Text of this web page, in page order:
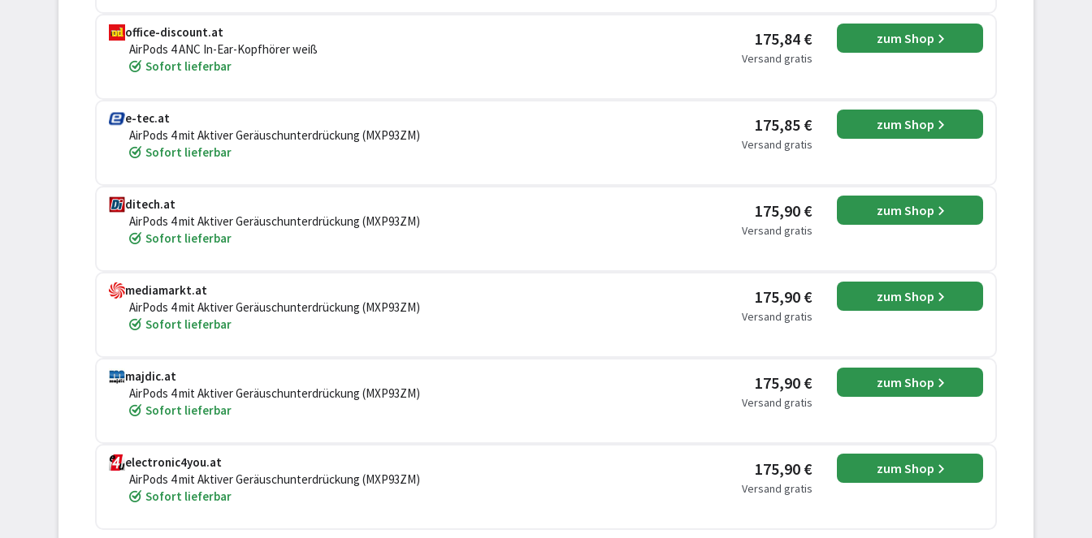
office-discount.at
AirPods 4 ANC In-Ear-Kopfhörer weiß
Sofort lieferbar
175,84 €
Versand gratis
zum Shop
e-tec.at
AirPods 4 mit Aktiver Geräuschunterdrückung (MXP93ZM)
Sofort lieferbar
175,85 €
Versand gratis
zum Shop
ditech.at
AirPods 4 mit Aktiver Geräuschunterdrückung (MXP93ZM)
Sofort lieferbar
175,90 €
Versand gratis
zum Shop
mediamarkt.at
AirPods 4 mit Aktiver Geräuschunterdrückung (MXP93ZM)
Sofort lieferbar
175,90 €
Versand gratis
zum Shop
majdic.at
AirPods 4 mit Aktiver Geräuschunterdrückung (MXP93ZM)
Sofort lieferbar
175,90 €
Versand gratis
zum Shop
electronic4you.at
AirPods 4 mit Aktiver Geräuschunterdrückung (MXP93ZM)
Sofort lieferbar
175,90 €
Versand gratis
zum Shop